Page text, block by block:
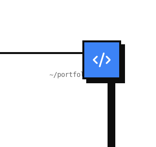
~/portfolio